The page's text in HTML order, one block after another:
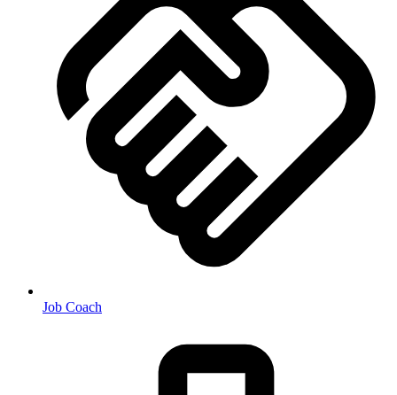
Job Coach